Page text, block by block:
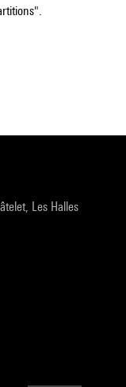
Les Halles